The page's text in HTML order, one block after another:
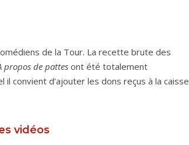
de la Tour. La recette brute des
propos de pattes ont été totalement
convient d’ajouter les dons reçus à la caisse
vidéos